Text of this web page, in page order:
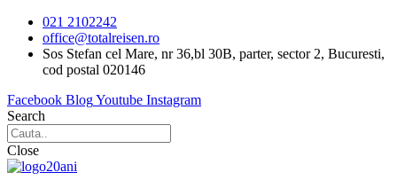
conținut
021 2102242
office@totalreisen.ro
Sos Stefan cel Mare, nr 36,bl 30B, parter, sector 2, Bucuresti,
cod postal 020146
Facebook BlogYoutube Instagram
Search
Close